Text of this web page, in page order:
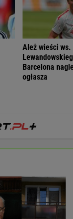
Ależ wieści ws.
Barcelona
ogłasza